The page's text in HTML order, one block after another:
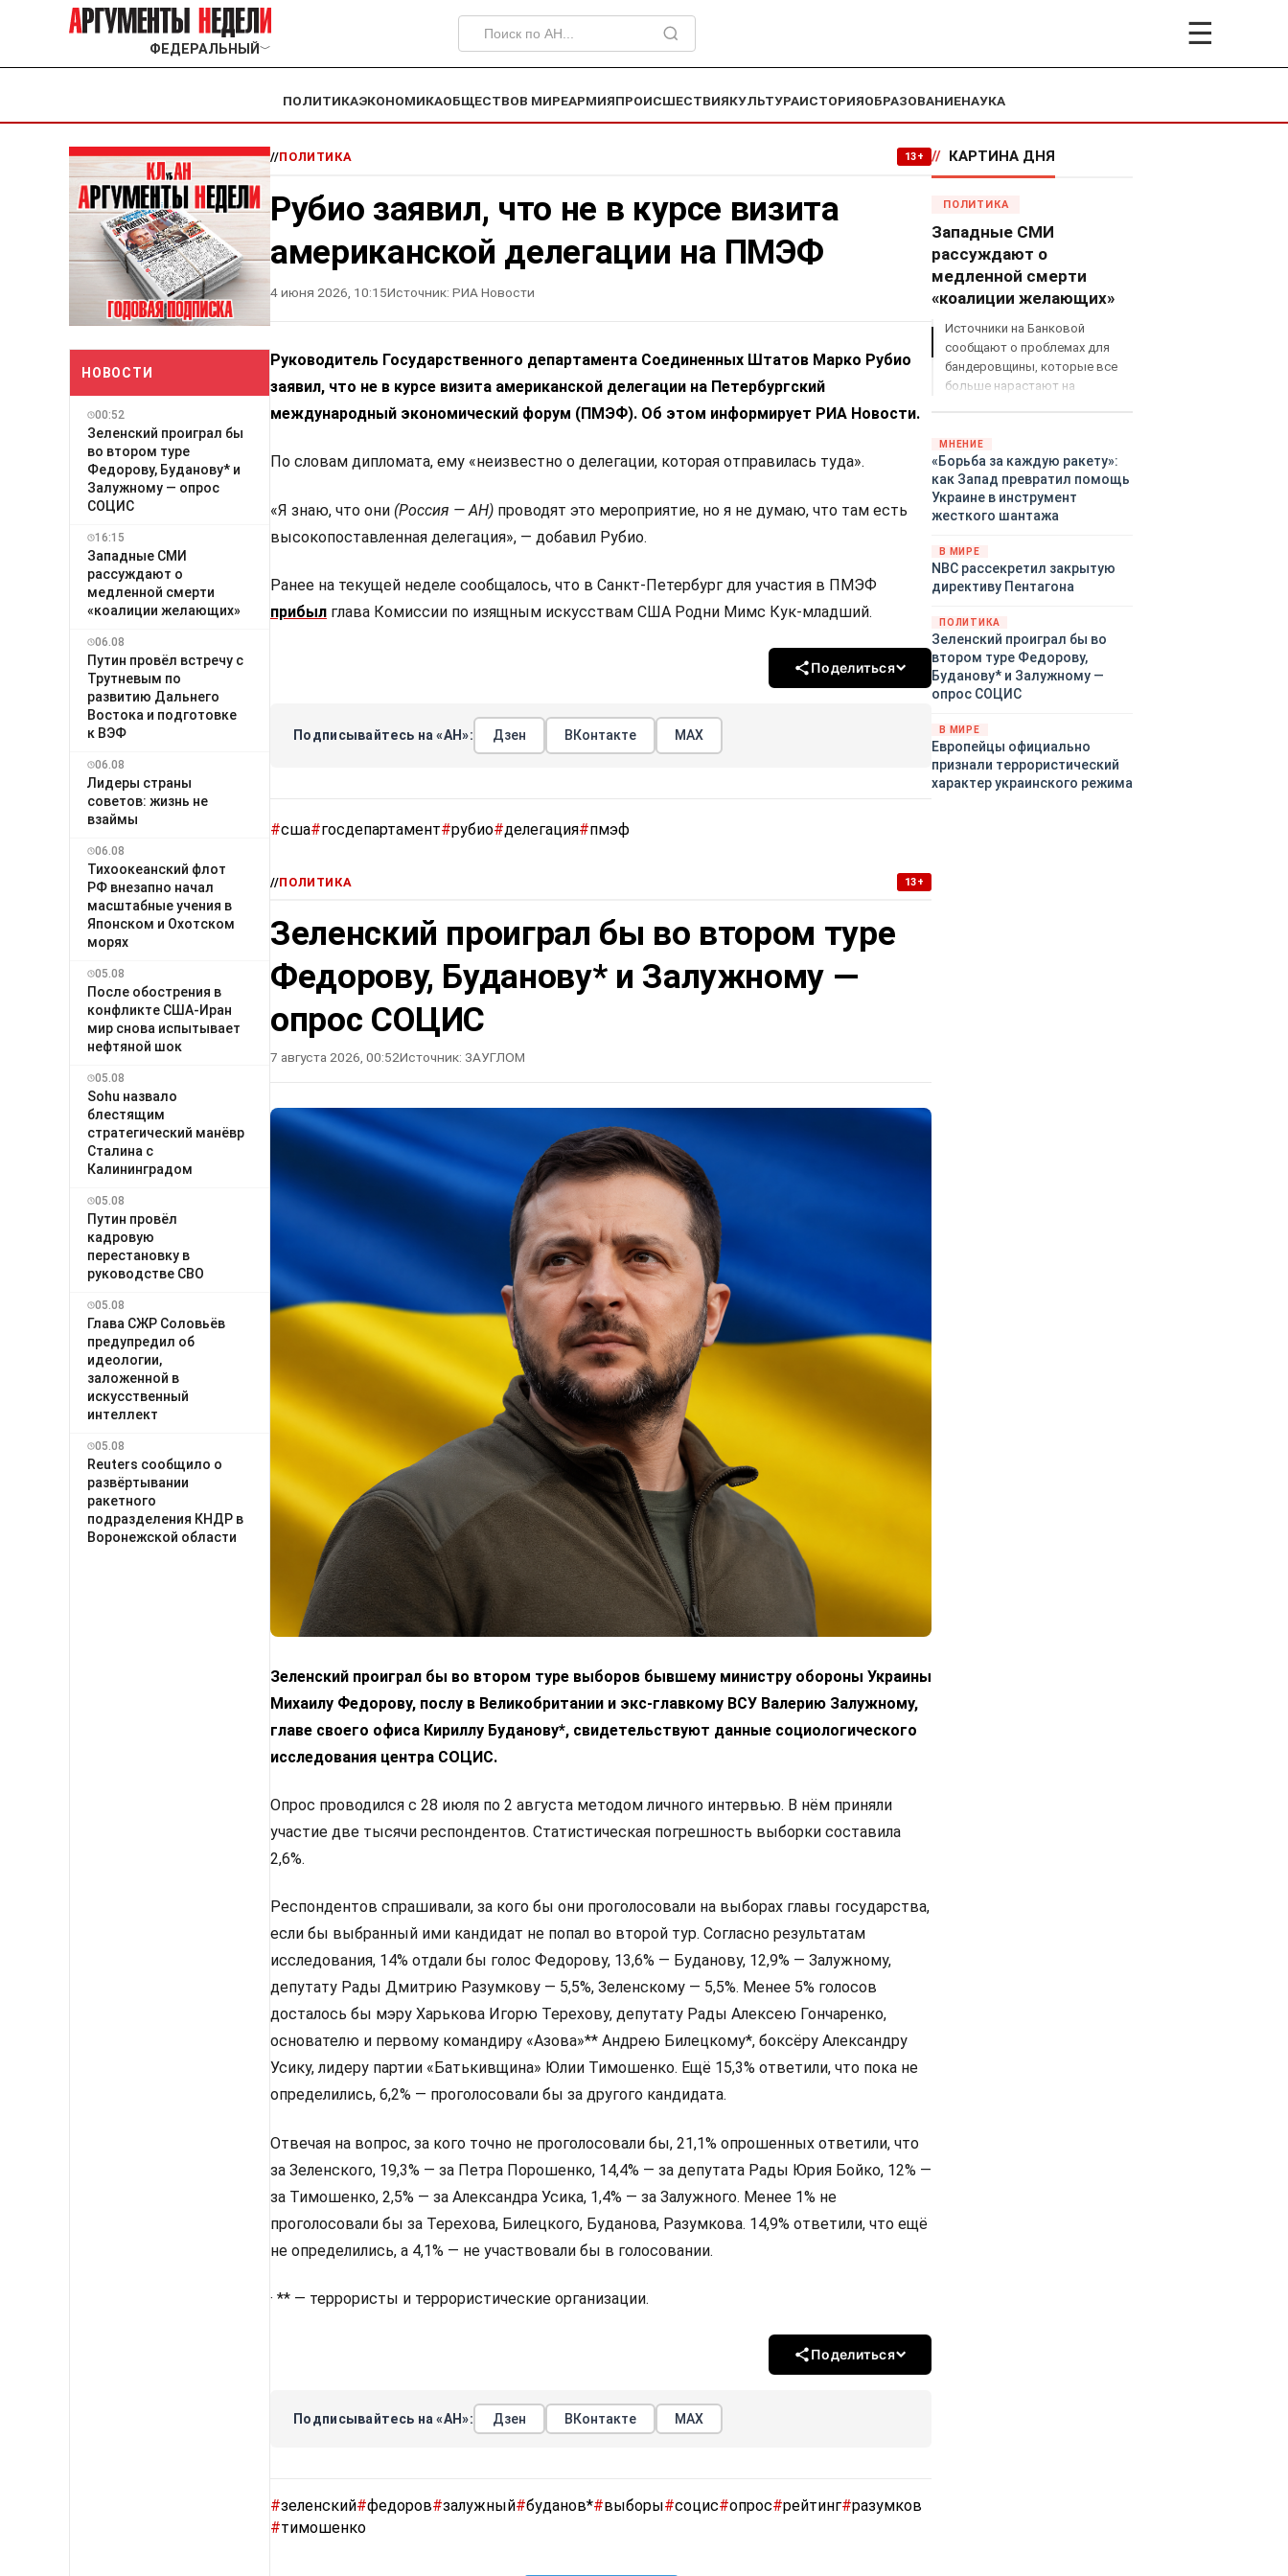
ФЕДЕРАЛЬНЫЙ ﹀ ☰
ПОЛИТИКАЭКОНОМИКАОБЩЕСТВОВ МИРЕАРМИЯПРОИСШЕСТВИЯКУЛЬТУРАИСТОРИЯОБРАЗОВАНИЕНАУКА
НОВОСТИ
00:52
Зеленский проиграл бы
во втором туре
Федорову, Буданову* и
Залужному — опрос
СОЦИС
16:15
Западные СМИ
рассуждают о
медленной смерти
«коалиции желающих»
06.08
Путин провёл встречу с
Трутневым по
развитию Дальнего
Востока и подготовке
к ВЭФ
06.08
Лидеры страны
советов: жизнь не
взаймы
06.08
Тихоокеанский флот
РФ внезапно начал
масштабные учения в
Японском и Охотском
морях
05.08
После обострения в
конфликте США-Иран
мир снова испытывает
нефтяной шок
05.08
Sohu назвало
блестящим
стратегический манёвр
Сталина с
Калининградом
05.08
Путин провёл
кадровую
перестановку в
руководстве СВО
05.08
Глава СЖР Соловьёв
предупредил об
идеологии,
заложенной в
искусственный
интеллект
05.08
Reuters сообщило о
развёртывании
ракетного
подразделения КНДР в
Воронежской области
//ПОЛИТИКА 13+
Рубио заявил, что не в курсе визита
американской делегации на ПМЭФ
4 июня 2026, 10:15Источник: РИА Новости
Руководитель Государственного департамента Соединенных Штатов Марко Рубио
заявил, что не в курсе визита американской делегации на Петербургский
международный экономический форум (ПМЭФ). Об этом информирует РИА Новости.
По словам дипломата, ему «неизвестно о делегации, которая отправилась туда».
«Я знаю, что они (Россия — АН) проводят это мероприятие, но я не думаю, что там есть
высокопоставленная делегация», — добавил Рубио.
Ранее на текущей неделе сообщалось, что в Санкт-Петербург для участия в ПМЭФ
прибыл глава Комиссии по изящным искусствам США Родни Мимс Кук-младший.
Поделиться
Подписывайтесь на «АН»: Дзен ВКонтакте МАХ
#сша#госдепартамент#рубио#делегация#пмэф
//ПОЛИТИКА 13+
Зеленский проиграл бы во втором туре
Федорову, Буданову* и Залужному —
опрос СОЦИС
7 августа 2026, 00:52Источник: ЗАУГЛОМ
Зеленский проиграл бы во втором туре выборов бывшему министру обороны Украины
Михаилу Федорову, послу в Великобритании и экс-главкому ВСУ Валерию Залужному,
главе своего офиса Кириллу Буданову*, свидетельствуют данные социологического
исследования центра СОЦИС.
Опрос проводился с 28 июля по 2 августа методом личного интервью. В нём приняли
участие две тысячи респондентов. Статистическая погрешность выборки составила
2,6%.
Респондентов спрашивали, за кого бы они проголосовали на выборах главы государства,
если бы выбранный ими кандидат не попал во второй тур. Согласно результатам
исследования, 14% отдали бы голос Федорову, 13,6% — Буданову, 12,9% — Залужному,
депутату Рады Дмитрию Разумкову — 5,5%, Зеленскому — 5,5%. Менее 5% голосов
досталось бы мэру Харькова Игорю Терехову, депутату Рады Алексею Гончаренко,
основателю и первому командиру «Азова»** Андрею Билецкому*, боксёру Александру
Усику, лидеру партии «Батькивщина» Юлии Тимошенко. Ещё 15,3% ответили, что пока не
определились, 6,2% — проголосовали бы за другого кандидата.
Отвечая на вопрос, за кого точно не проголосовали бы, 21,1% опрошенных ответили, что
за Зеленского, 19,3% — за Петра Порошенко, 14,4% — за депутата Рады Юрия Бойко, 12% —
за Тимошенко, 2,5% — за Александра Усика, 1,4% — за Залужного. Менее 1% не
проголосовали бы за Терехова, Билецкого, Буданова, Разумкова. 14,9% ответили, что ещё
не определились, а 4,1% — не участвовали бы в голосовании.
· ** — террористы и террористические организации.
Поделиться
Подписывайтесь на «АН»: Дзен ВКонтакте МАХ
#зеленский#федоров#залужный#буданов*#выборы#социс#опрос#рейтинг#разумков
#тимошенко
// КАРТИНА ДНЯ
ПОЛИТИКА
Западные СМИ
рассуждают о
медленной смерти
«коалиции желающих»
Источники на Банковой
сообщают о проблемах для
бандеровщины, которые все
больше нарастают на
«страны 404» в следующем
году. Однако киевские
временщики не торопятся
заключать мир - ведь есть
поддержка в ЕС.
Британии и Германии, выборы
во Франции могут полностью
изменить геополитический
ландшафт в мире, пока
Зеленский ожидает выборов
в США.
МНЕНИЕ
«Борьба за каждую ракету»:
как Запад превратил помощь
Украине в инструмент
жесткого шантажа
В МИРЕ
NBC рассекретил закрытую
директиву Пентагона
ПОЛИТИКА
Зеленский проиграл бы во
втором туре Федорову,
Буданову* и Залужному —
опрос СОЦИС
В МИРЕ
Европейцы официально
признали террористический
характер украинского режима